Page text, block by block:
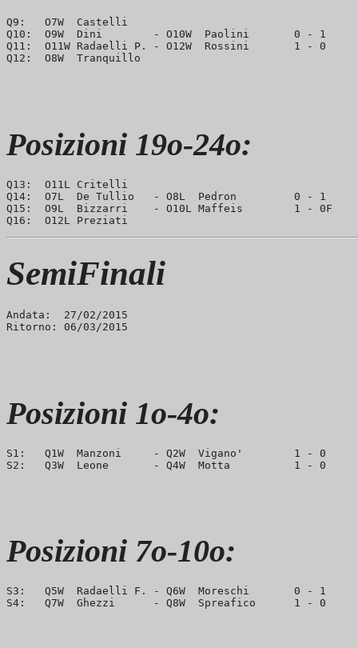
Q9:   O7W  Castelli
Q10:  O9W  Dini        - O10W  Paolini       0 - 1
Q11:  O11W Radaelli P. - O12W  Rossini       1 -
Posizioni 19o-24o:
Q13:  O11L Critelli
Q14:  O7L  De Tullio   - O8L  Pedron         0 - 1
Q15:  O9L  Bizzarri    - O10L Maffeis        1 - 0F
SemiFinali
Andata:  27/02/2015
Posizioni 1o-4o:
S1:   Q1W  Manzoni     - Q2W  Vigano'        1 - 0
Posizioni 7o-10o:
S3:   Q5W  Radaelli F. - Q6W  Moreschi       0 - 1